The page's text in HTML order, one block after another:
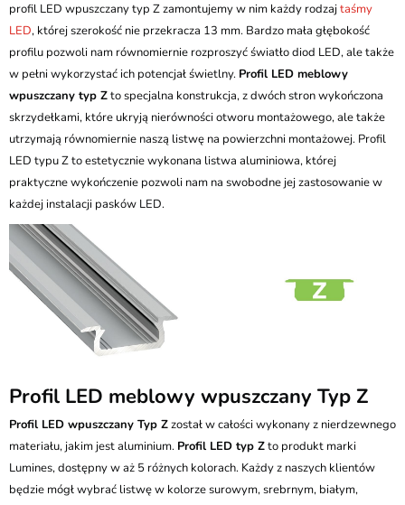
profil LED wpuszczany typ Z zamontujemy w nim każdy rodzajtaśmy
LED, której szerokość nie przekracza 13 mm. Bardzo mała głębokość
profilu pozwoli nam równomiernie rozproszyć światło diod LED, ale także
w pełni wykorzystać ich potencjał świetlny. Profil LED meblowy
wpuszczany typ Zto specjalna konstrukcja, z dwóch stron wykończona
skrzydełkami, które ukryją nierówności otworu montażowego, ale także
utrzymają równomiernie naszą listwę na powierzchni montażowej. Profil
LED typu Z to estetycznie wykonana listwa aluminiowa, której
praktyczne wykończenie pozwoli nam na swobodne jej zastosowanie w
każdej instalacji pasków LED.
Profil LED meblowy wpuszczany Typ Z
Profil LED wpuszczany Typ Zzostał w całości wykonany z nierdzewnego
materiału, jakim jest aluminium. Profil LED typ Zto produkt marki
Lumines, dostępny w aż 5 różnych kolorach. Każdy z naszych klientów
będzie mógł wybrać listwę w kolorze surowym, srebrnym, białym,